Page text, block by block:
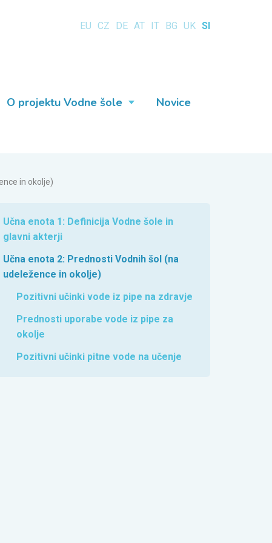
EU CZ DE AT IT BG UK SI
O projektu Vodne šole
Novice
in okolje)
Učna enota 1: Definicija Vodne šole in
glavni akterji
Učna enota 2: Prednosti Vodnih šol (na
udeležence in okolje)
Pozitivni učinki vode iz pipe na zdravje
Prednosti uporabe vode iz pipe za
okolje
Pozitivni učinki pitne vode na učenje